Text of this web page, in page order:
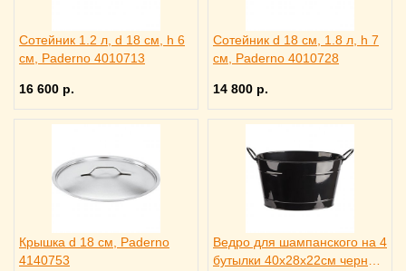
Сотейник 1.2 л, d 18 см, h 6
см, Paderno 4010713
16 600 р.
Сотейник d 18 см, 1.8 л, h 7
см, Paderno 4010728
14 800 р.
Крышка d 18 см, Paderno
4140753
Ведро для шампанского на 4
бутылки 40х28х22см черное,